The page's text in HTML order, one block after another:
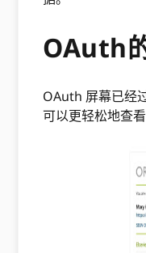
OAuth
OAuth 屏幕已经
可以更轻松地查